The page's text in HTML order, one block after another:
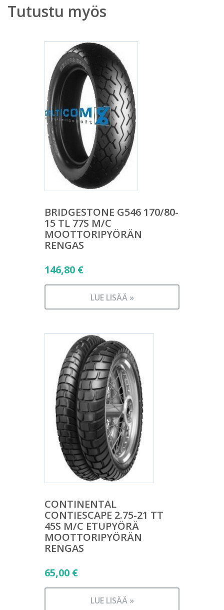
Tutustu myös
BRIDGESTONE G546 170/80-
15 TL 77S M/C
MOOTTORIPYÖRÄN
RENGAS
146,80 €
LUE LISÄÄ »
CONTINENTAL
CONTIESCAPE 2.75-21 TT
45S M/C ETUPYÖRÄ
MOOTTORIPYÖRÄN
RENGAS
65,00 €
LUE LISÄÄ »